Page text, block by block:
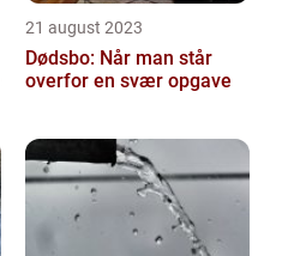
21 august 2023
Dødsbo: Når man står
overfor en svær opgave